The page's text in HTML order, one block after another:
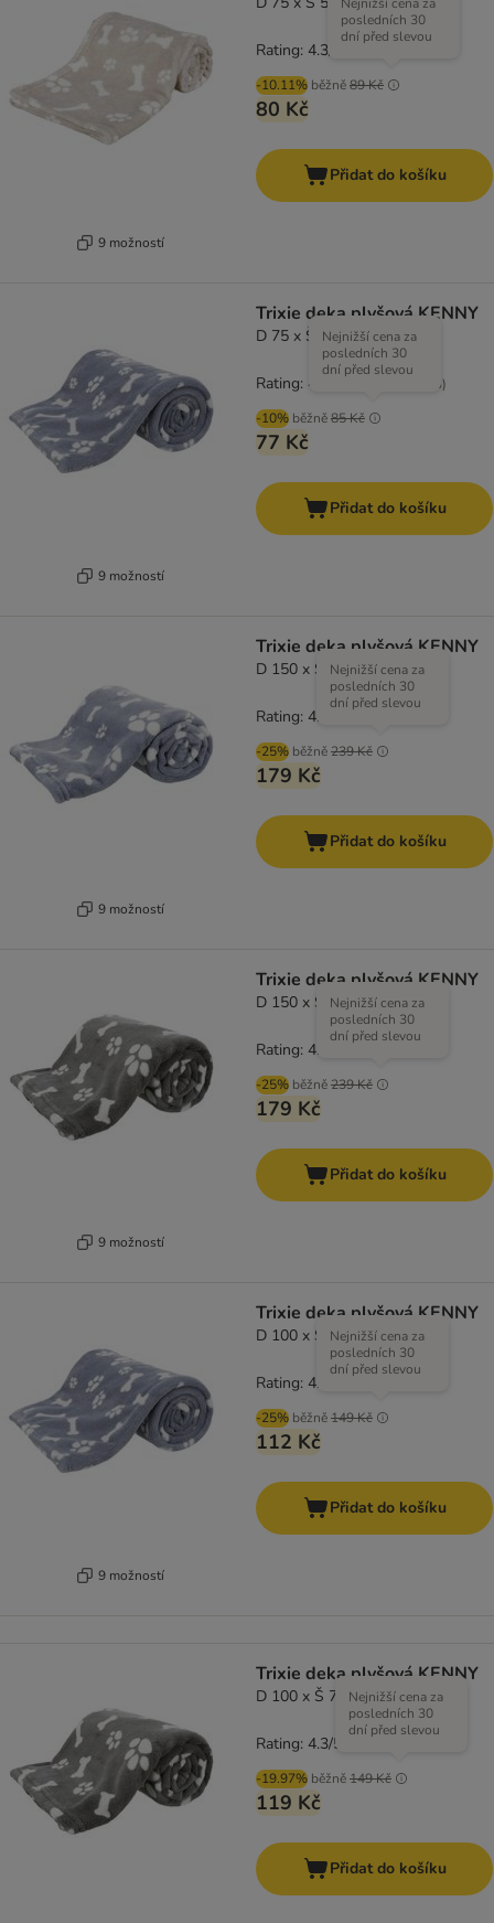
9 možností
-10.11% běžně89 Kč
posledních 30
dní před slevou
80 Kč
Rating: 4.3/5
Přidat do košíku
9 možností
Trixie deka plyšová KENNY
D 75 x Š 50 cm, modrá
-10% běžně85 Kč
Nejnižší cena za
posledních 30
dní před slevou
77 Kč
Rating: 4.3/5 3)
Přidat do košíku
9 možností
Trixie deka plyšová KENNY
D 150 x Š 100 cm, modrá
-25% běžně239 Kč
Nejnižší cena za
posledních 30
dní před slevou
179 Kč
Rating: 4.3/5
Přidat do košíku
9 možností
Trixie deka plyšová KENNY
D 150 x Š 100 cm, šedá
-25% běžně239 Kč
Nejnižší cena za
posledních 30
dní před slevou
179 Kč
Rating: 4.3/5
Přidat do košíku
9 možností
Trixie deka plyšová KENNY
D 100 x Š 75 cm, modrá
-25% běžně149 Kč
Nejnižší cena za
posledních 30
dní před slevou
112 Kč
Rating: 4.3/5
Přidat do košíku
Trixie deka plyšová KENNY
D 100 x Š 75 cm, šedá
-19.97% běžně149 Kč
Nejnižší cena za
posledních 30
dní před slevou
119 Kč
Rating: 4.3/5
Přidat do košíku